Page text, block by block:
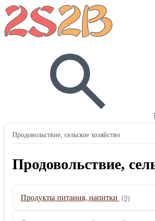
Продовольствие, сельское хозяйство
Продовольствие,
Продукты питания, напитки (9)